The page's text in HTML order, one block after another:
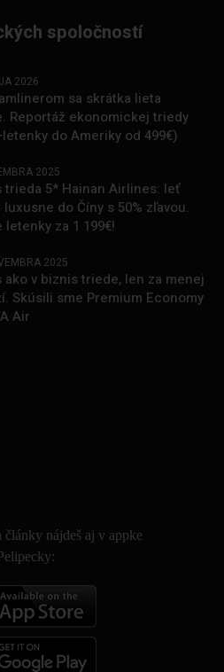
spoločností
2026
sa skrátka lieta
Reportáž ekonomickej triedy
do Ameriky od 499€)
2025
trieda 5* Hainan Airlines: leť
do Číny s 50% zľavou.
letenky za 1 199€!
2025
ako v biznis triede, len za menej
Skúsili sme Premium Economy
Air
nájdeš aj v appke